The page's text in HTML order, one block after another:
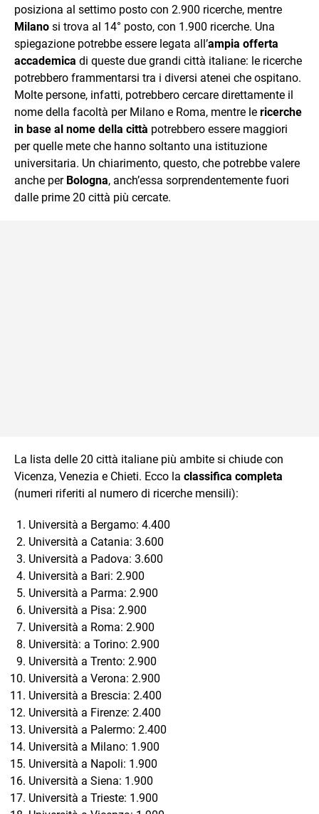
posiziona al settimo posto con 2.900 ricerche, mentre
Milano si trova al 14° posto, con 1.900 ricerche. Una
spiegazione potrebbe essere legata all’ampia offerta
accademica di queste due grandi città italiane: le ricerche
potrebbero frammentarsi tra i diversi atenei che ospitano.
Molte persone, infatti, potrebbero cercare direttamente il
nome della facoltà per Milano e Roma, mentre le ricerche
in base al nome della città potrebbero essere maggiori
per quelle mete che hanno soltanto una istituzione
universitaria. Un chiarimento, questo, che potrebbe valere
anche per Bologna, anch’essa sorprendentemente fuori
dalle prime 20 città più cercate.
La lista delle 20 città italiane più ambite si chiude con
Vicenza, Venezia e Chieti. Ecco la classifica completa
(numeri riferiti al numero di ricerche mensili):
Università a Bergamo: 4.400
Università a Catania: 3.600
Università a Padova: 3.600
Università a Bari: 2.900
Università a Parma: 2.900
Università a Pisa: 2.900
Università a Roma: 2.900
Università: a Torino: 2.900
Università a Trento: 2.900
Università a Verona: 2.900
Università a Brescia: 2.400
Università a Firenze: 2.400
Università a Palermo: 2.400
Università a Milano: 1.900
Università a Napoli: 1.900
Università a Siena: 1.900
Università a Trieste: 1.900